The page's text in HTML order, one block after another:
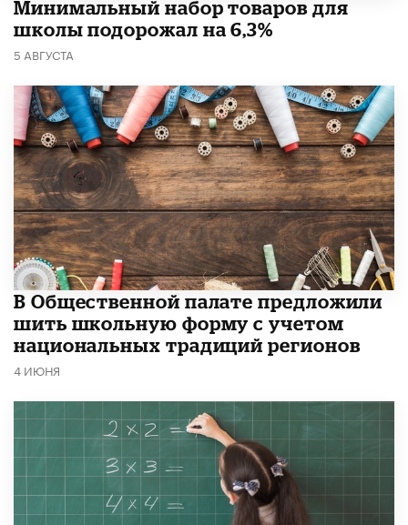
Минимальный набор товаров для
школы подорожал на 6,3%
5 АВГУСТА
В Общественной палате предложили
шить школьную форму с учетом
национальных традиций регионов
4 ИЮНЯ